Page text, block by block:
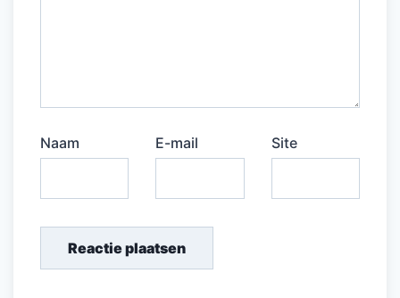
Naam E-mail Site